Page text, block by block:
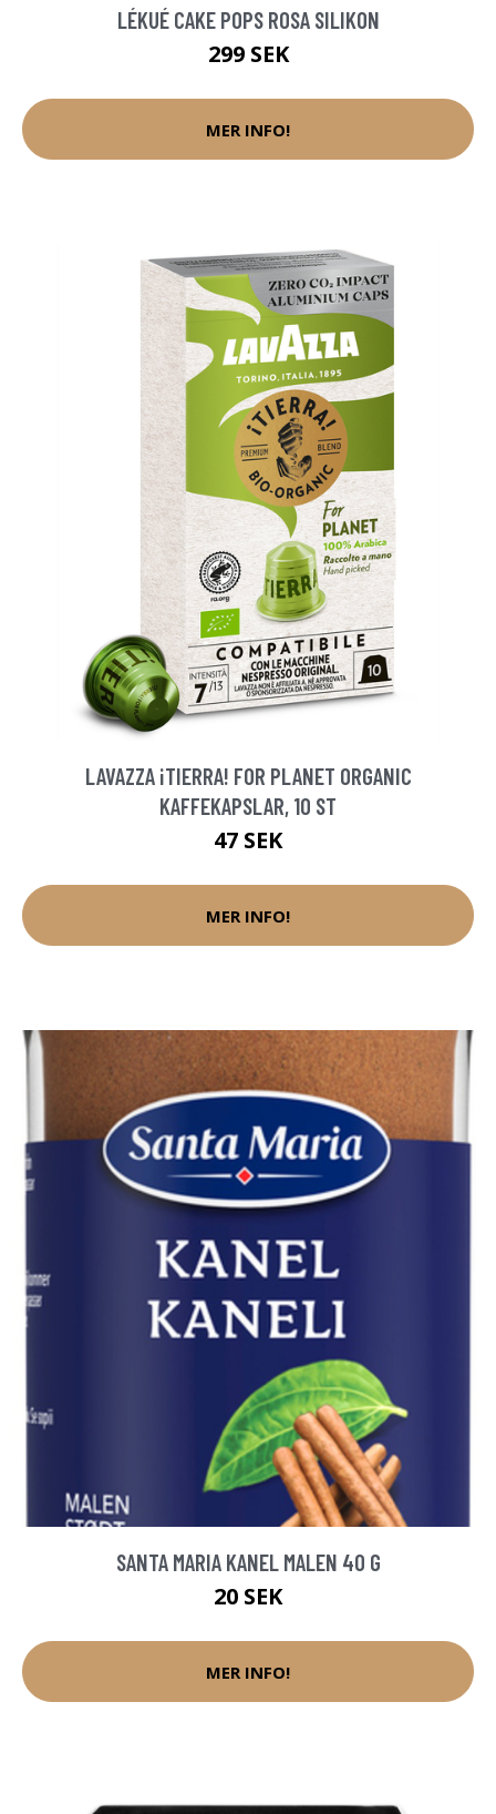
LÉKUÉ CAKE POPS ROSA SILIKON
299 SEK
MER INFO!
LAVAZZA ¡TIERRA! FOR PLANET ORGANIC
KAFFEKAPSLAR, 10 ST
47 SEK
MER INFO!
SANTA MARIA KANEL MALEN 40 G
20 SEK
MER INFO!